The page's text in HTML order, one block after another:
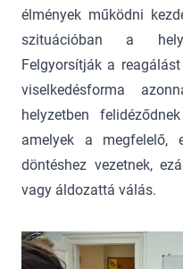
élmények működni
szituációban a
Felgyorsítják a
viselkedésforma
helyzetben
amelyek a megfelelő,
döntéshez vezetnek,
vagy áldozattá válás.